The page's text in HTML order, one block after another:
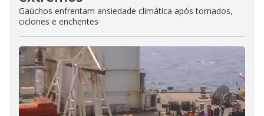
Gaúchos enfrentam ansiedade climática após tornados,
ciclones e enchentes